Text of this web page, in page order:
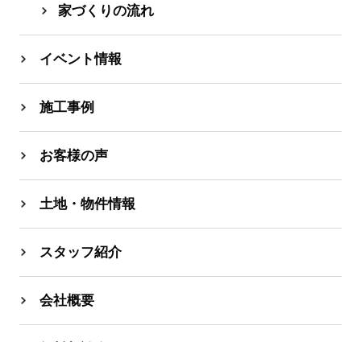
家づくりの流れ
イベント情報
施工事例
お客様の声
土地・物件情報
スタッフ紹介
会社概要